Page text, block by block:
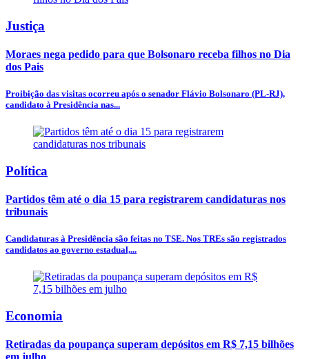
Justiça
Moraes nega pedido para que Bolsonaro receba filhos no Dia
dos Pais
Proibição das visitas ocorreu após o senador Flávio Bolsonaro (PL-RJ),
candidato à Presidência nas...
Política
Partidos têm até o dia 15 para registrarem candidaturas nos
tribunais
Candidaturas à Presidência são feitas no TSE. Nos TREs são registrados
candidatos ao governo estadual,...
Economia
Retiradas da poupança superam depósitos em R$ 7,15 bilhões